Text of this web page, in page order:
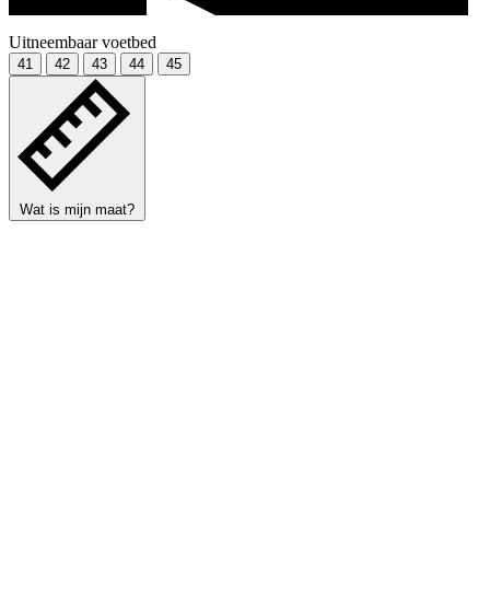
Uitneembaar voetbed
41 42 43 44 45
Wat is mijn maat?